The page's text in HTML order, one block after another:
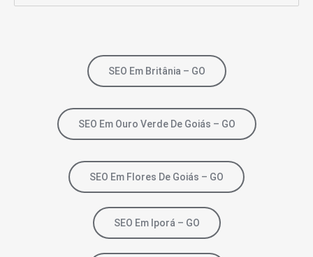
SEO Em Britânia – GO
SEO Em Ouro Verde De Goiás – GO
SEO Em Flores De Goiás – GO
SEO Em Iporá – GO